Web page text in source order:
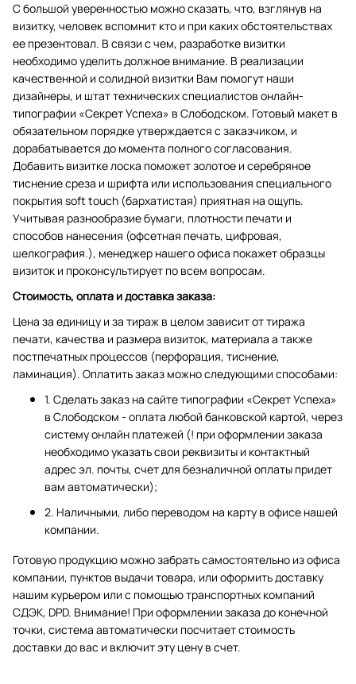
С большой уверенностью можно сказать, что, взглянув на
визитку, человек вспомнит кто и при каких обстоятельствах
ее презентовал. В связи с чем, разработке визитки
необходимо уделить должное внимание. В реализации
качественной и солидной визитки Вам помогут наши
дизайнеры, и штат технических специалистов онлайн-
типографии «Секрет Успеха» в Слободском. Готовый макет в
обязательном порядке утверждается с заказчиком, и
дорабатывается до момента полного согласования.
Добавить визитке лоска поможет золотое и серебряное
тиснение среза и шрифта или использования специального
покрытия soft touch (бархатистая) приятная на ощупь.
Учитывая разнообразие бумаги, плотности печати и
способов нанесения (офсетная печать, цифровая,
шелкография.), менеджер нашего офиса покажет образцы
визиток и проконсультирует по всем вопросам.
Стоимость, оплата и доставка заказа:
Цена за единицу и за тираж в целом зависит от тиража
печати, качества и размера визиток, материала а также
постпечатных процессов (перфорация, тиснение,
ламинация). Оплатить заказ можно следующими способами:
1. Сделать заказ на сайте типографии «Секрет Успеха»
в Слободском - оплата любой банковской картой, через
систему онлайн платежей (! при оформлении заказа
необходимо указать свои реквизиты и контактный
адрес эл. почты, счет для безналичной оплаты придет
вам автоматически);
2. Наличными, либо переводом на карту в офисе нашей
компании.
Готовую продукцию можно забрать самостоятельно из офиса
компании, пунктов выдачи товара, или оформить доставку
нашим курьером или с помощью транспортных компаний
СДЭК, DPD. Внимание! При оформлении заказа до конечной
точки, система автоматически посчитает стоимость
доставки до вас и включит эту цену в счет.